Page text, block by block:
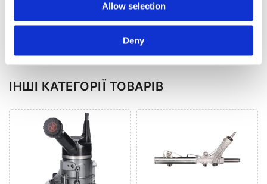
Allow selection
Deny
ІНШІ КАТЕГОРІЇ ТОВАРІВ